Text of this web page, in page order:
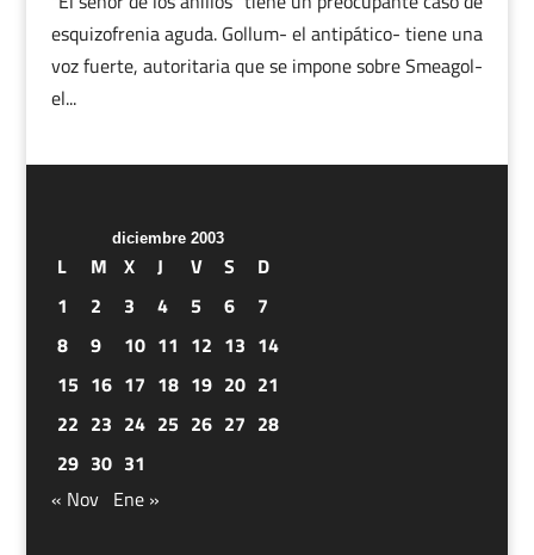
esquizofrenia aguda. Gollum- el antipático- tiene una
voz fuerte, autoritaria que se impone sobre Smeagol-
el...
diciembre 2003
L M X J V S
D
1
2 3 4 5 6
7
8
9 10 11 12 13 14
15 16 17 18 19 20 21
22 23 24 25 26 27 28
29 30 31
« Nov Ene »